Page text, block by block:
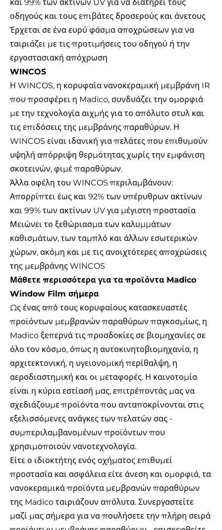
και 99% των ακτίνων UV για να διατηρεί τους
οδηγούς και τους επιβάτες δροσερούς και άνετους
Έρχεται σε ένα ευρύ φάσμα αποχρώσεων για να
ταιριάζει με τις προτιμήσεις του οδηγού ή την
εργοστασιακή απόχρωση
WINCOS
Η WINCOS, η κορυφαία νανοκεραμική μεμβράνη IR
που προσφέρει η Madico, συνδυάζει την ομορφιά
με την τεχνολογία αιχμής για το απόλυτο στυλ και
τις επιδόσεις της μεμβράνης παραθύρων. Η
WINCOS είναι ιδανική για πελάτες που επιθυμούν
υψηλή απόρριψη θερμότητας χωρίς την εμφάνιση
σκοτεινών, φιμέ παραθύρων.
Άλλα οφέλη του WINCOS περιλαμβάνουν:
Απορρίπτει έως και 92% των υπέρυθρων ακτίνων
και 99% των ακτίνων UV για μέγιστη προστασία
Μειώνει το ξεθώριασμα των καλυμμάτων
καθισμάτων, των ταμπλό και άλλων εσωτερικών
χώρων, ακόμη και με τις ανοιχτότερες αποχρώσεις
της μεμβράνης WINCOS
Μάθετε περισσότερα για τα προϊόντα Madico
Window Film σήμερα
Ως ένας από τους κορυφαίους κατασκευαστές
προϊόντων μεμβρανών παραθύρων παγκοσμίως, η
Madico ξεπερνά τις προσδοκίες σε βιομηχανίες σε
όλο τον κόσμο, όπως η αυτοκινητοβιομηχανία, η
αρχιτεκτονική, η υγειονομική περίθαλψη, η
αεροδιαστημική και οι μεταφορές. Η καινοτομία
είναι η κύρια εστίασή μας, επιτρέποντάς μας να
σχεδιάζουμε προϊόντα που ανταποκρίνονται στις
εξελισσόμενες ανάγκες των πελατών σας -
συμπεριλαμβανομένων προϊόντων που
χρησιμοποιούν νανοτεχνολογία.
Είτε ο ιδιοκτήτης ενός οχήματος επιθυμεί
προστασία και ασφάλεια είτε άνεση και ομορφιά, τα
νανοκεραμικά προϊόντα μεμβρανών παραθύρων
της Madico ταιριάζουν απόλυτα. Συνεργαστείτε
μαζί μας σήμερα για να πουλήσετε την πλήρη σειρά